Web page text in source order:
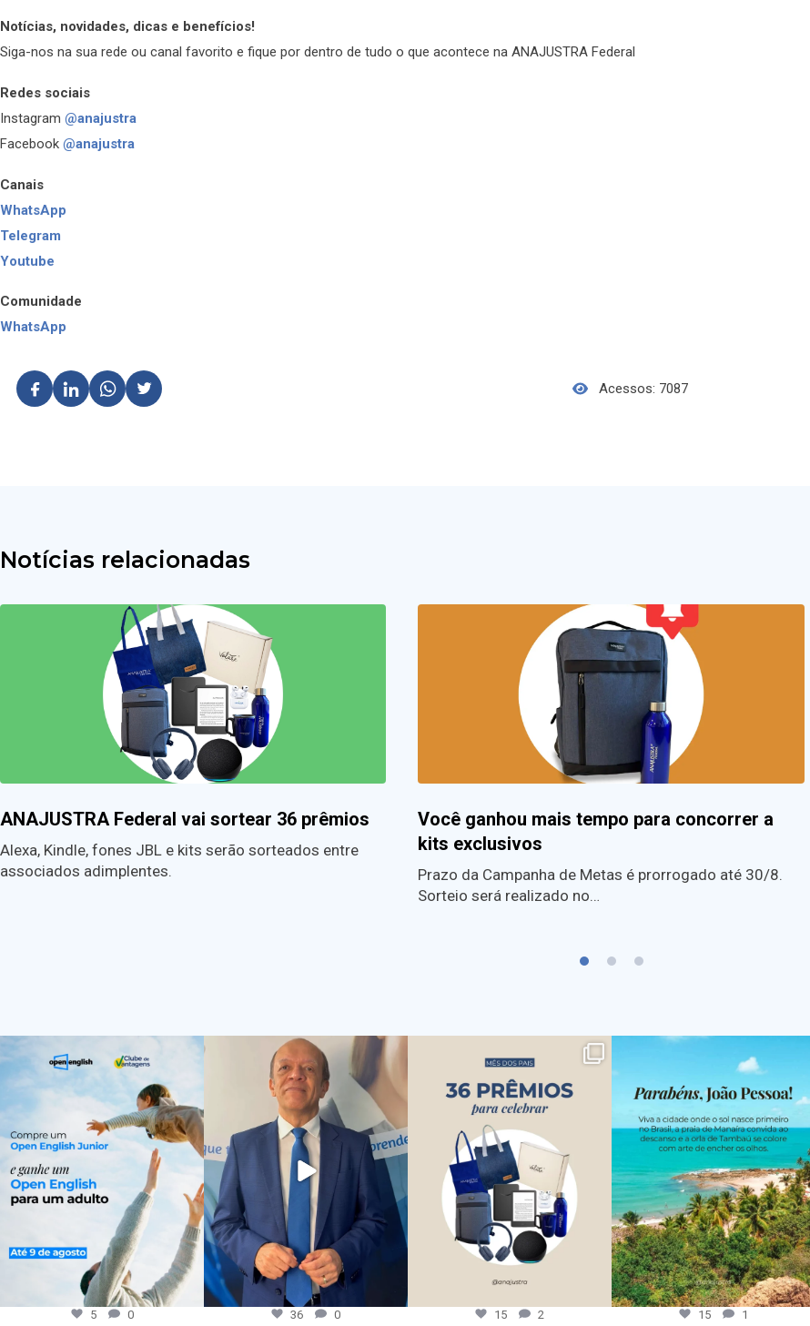
Notícias, novidades, dicas e benefícios!
Siga-nos na sua rede ou canal favorito e fique por dentro de tudo o que acontece na ANAJUSTRA Federal
Redes sociais
Instagram @anajustra
Facebook @anajustra
Canais
WhatsApp
Telegram
Youtube
Comunidade
WhatsApp
Acessos: 7087
Notícias relacionadas
ANAJUSTRA Federal vai sortear 36 prêmios
Alexa, Kindle, fones JBL e kits serão sorteados entre
associados adimplentes.
Você ganhou mais tempo para concorrer a
kits exclusivos
Prazo da Campanha de Metas é prorrogado até 30/8.
Sorteio será realizado no…
5 0 36 0 15 2 15 1